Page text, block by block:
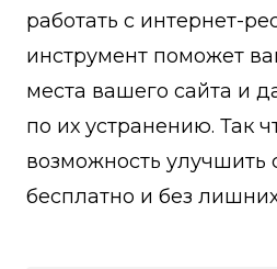
работать с интернет-
инструмент поможет
места вашего сайта и
по их устранению. Так
возможность улучшить
бесплатно и без